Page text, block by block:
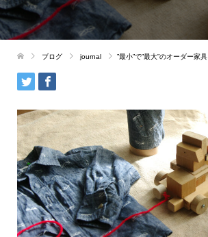
ブログ journal ”最小”で”最大”のオーダー家具